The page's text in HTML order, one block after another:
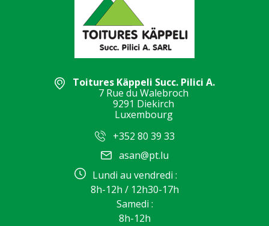
Toitures Käppeli Succ. Pilici A.
7 Rue du Walebroch
9291 Diekirch
Luxembourg
+352 80 39 33
asan@pt.lu
Lundi au vendredi :
8h-12h / 12h30-17h
Samedi :
8h-12h